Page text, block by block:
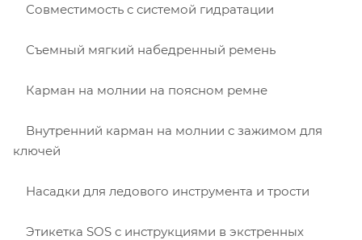
Совместимость с системой гидратации
Съемный мягкий набедренный ремень
Карман на молнии на поясном ремне
Внутренний карман на молнии с зажимом для
ключей
Насадки для ледового инструмента и трости
Этикетка SOS с инструкциями в экстренных